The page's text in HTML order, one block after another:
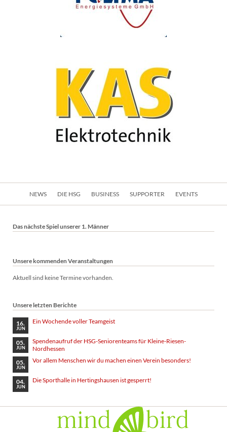
Navigation
NEWS DIE HSG BUSINESS SUPPORTER EVENTS
Das nächste Spiel unserer 1. Männer
Unsere kommenden Veranstaltungen
Aktuell sind keine Termine vorhanden.
Unsere letzten Berichte
16.
JUN
Ein Wochende voller Teamgeist
05.
JUN
Spendenaufruf der HSG-Seniorenteams für Kleine-Riesen-
Nordhessen
05.
JUN
Vor allem Menschen wir du machen einen Verein besonders!
04.
JUN
Die Sporthalle in Hertingshausen ist gesperrt!